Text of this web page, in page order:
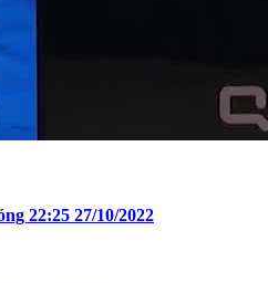
22:25 27/10/2022